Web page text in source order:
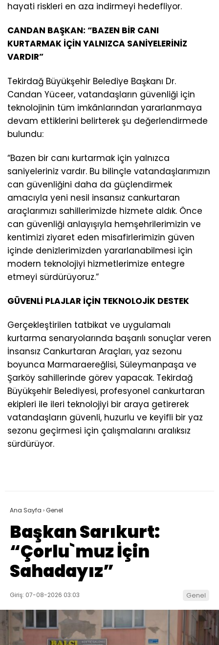
hayati riskleri en aza indirmeyi hedefliyor.
CANDAN BAŞKAN: “BAZEN BİR CANI
KURTARMAK İÇİN YALNIZCA SANİYELERİNİZ
VARDIR”
Tekirdağ Büyükşehir Belediye Başkanı Dr.
Candan Yüceer, vatandaşların güvenliği için
teknolojinin tüm imkânlarından yararlanmaya
devam ettiklerini belirterek şu değerlendirmede
bulundu:
“Bazen bir canı kurtarmak için yalnızca
saniyeleriniz vardır. Bu bilinçle vatandaşlarımızın
can güvenliğini daha da güçlendirmek
amacıyla yeni nesil insansız cankurtaran
araçlarımızı sahillerimizde hizmete aldık. Önce
can güvenliği anlayışıyla hemşehrilerimizin ve
kentimizi ziyaret eden misafirlerimizin güven
içinde denizlerimizden yararlanabilmesi için
modern teknolojiyi hizmetlerimize entegre
etmeyi sürdürüyoruz.”
GÜVENLİ PLAJLAR İÇİN TEKNOLOJİK DESTEK
Gerçekleştirilen tatbikat ve uygulamalı
kurtarma senaryolarında başarılı sonuçlar veren
İnsansız Cankurtaran Araçları, yaz sezonu
boyunca Marmaraereğlisi, Süleymanpaşa ve
Şarköy sahillerinde görev yapacak. Tekirdağ
Büyükşehir Belediyesi, profesyonel cankurtaran
ekipleri ile ileri teknolojiyi bir araya getirerek
vatandaşların güvenli, huzurlu ve keyifli bir yaz
sezonu geçirmesi için çalışmalarını aralıksız
sürdürüyor.
Ana Sayfa ›Genel
Başkan Sarıkurt:
“Çorlu`muz İçin
Sahadayız”
Giriş: 07-08-2026 03:03 Genel